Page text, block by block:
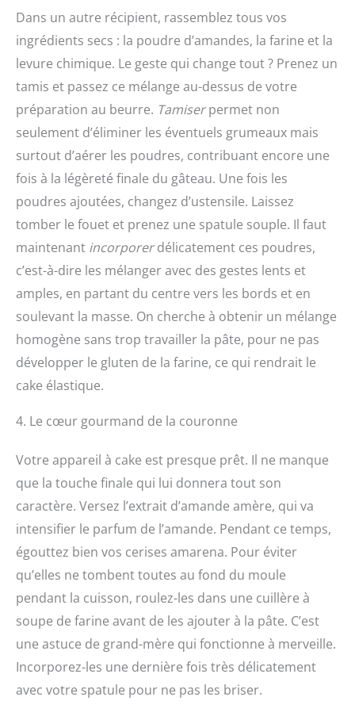
Dans un autre récipient, rassemblez tous vos
ingrédients secs : la poudre d’amandes, la farine et la
levure chimique. Le geste qui change tout ? Prenez un
tamis et passez ce mélange au-dessus de votre
préparation au beurre. Tamiserpermet non
seulement d’éliminer les éventuels grumeaux mais
surtout d’aérer les poudres, contribuant encore une
fois à la légèreté finale du gâteau. Une fois les
poudres ajoutées, changez d’ustensile. Laissez
tomber le fouet et prenez une spatule souple. Il faut
maintenant incorporerdélicatement ces poudres,
c’est-à-dire les mélanger avec des gestes lents et
amples, en partant du centre vers les bords et en
soulevant la masse. On cherche à obtenir un mélange
homogène sans trop travailler la pâte, pour ne pas
développer le gluten de la farine, ce qui rendrait le
cake élastique.
4. Le cœur gourmand de la couronne
Votre appareil à cake est presque prêt. Il ne manque
que la touche finale qui lui donnera tout son
caractère. Versez l’extrait d’amande amère, qui va
intensifier le parfum de l’amande. Pendant ce temps,
égouttez bien vos cerises amarena. Pour éviter
qu’elles ne tombent toutes au fond du moule
pendant la cuisson, roulez-les dans une cuillère à
soupe de farine avant de les ajouter à la pâte. C’est
une astuce de grand-mère qui fonctionne à merveille.
Incorporez-les une dernière fois très délicatement
avec votre spatule pour ne pas les briser.